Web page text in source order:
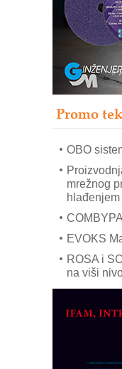
Promo
IB
RMQ-
–
Mitutoyo
OBO
mrežnog
hlađenjem
EVOKS
ROSA i
na viši
MAREX -
Marcom-
partner